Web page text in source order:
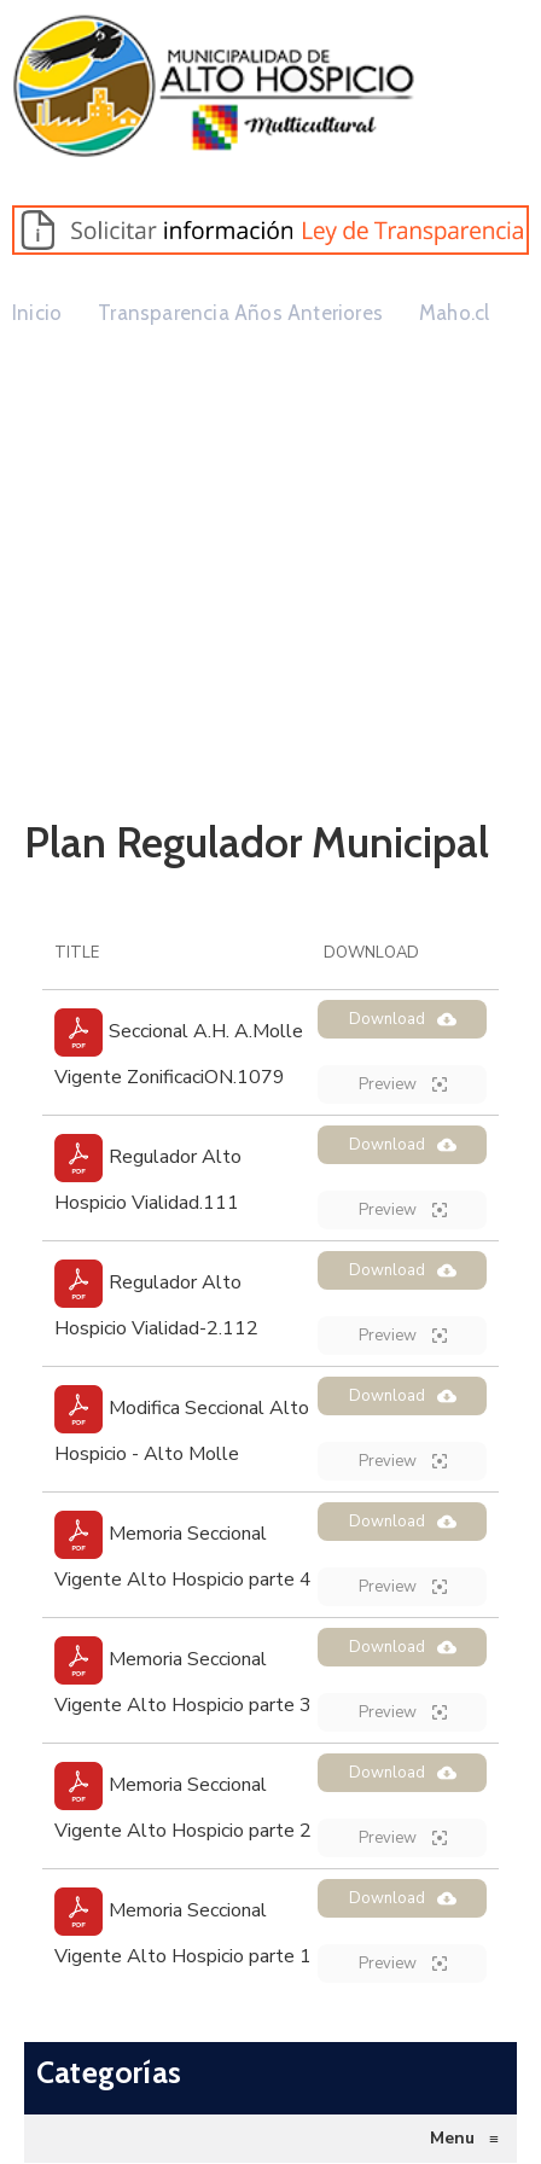
Inicio Transparencia Años Anteriores Maho.cl
Plan Regulador Municipal
TITLE DOWNLOAD
Seccional A.H. A.Molle
Vigente ZonificaciON.1079
Download
Preview
Regulador Alto
Hospicio Vialidad.111
Download
Preview
Regulador Alto
Hospicio Vialidad-2.112
Download
Preview
Modifica Seccional Alto
Hospicio - Alto Molle
Download
Preview
Memoria Seccional
Vigente Alto Hospicio parte 4
Download
Preview
Memoria Seccional
Vigente Alto Hospicio parte 3
Download
Preview
Memoria Seccional
Vigente Alto Hospicio parte 2
Download
Preview
Memoria Seccional
Vigente Alto Hospicio parte 1
Download
Preview
Categorías
Menu ≡